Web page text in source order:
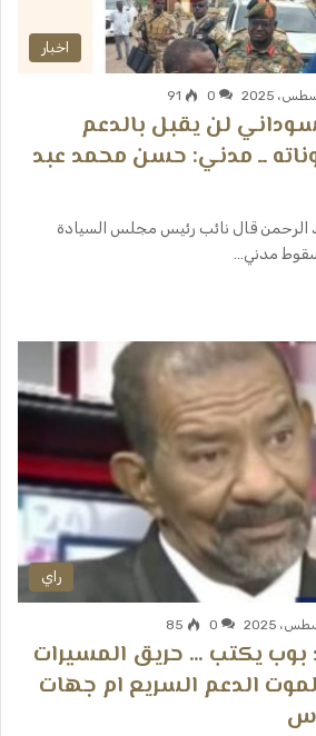
اخبار
0
91
لن يقبل بالدعم
ــ مدني: حسن محمد عبد
قال نائب رئيس مجلس السيادة
سقوط مدني…
راي
0
85
بوب يكتب … حريق المسيرات
الدعم السريع ام جهات